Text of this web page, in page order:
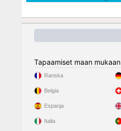
Tapaamiset maan mukaan
Ranska
Belgia
Espanja
Italia